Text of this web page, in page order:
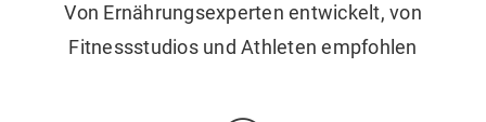
Von Ernährungsexperten entwickelt, von
Fitnessstudios und Athleten empfohlen